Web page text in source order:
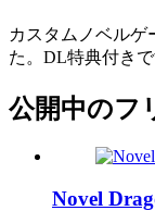
カスタムノベルゲ
た。DL特典付き
公開中のフ
Novel